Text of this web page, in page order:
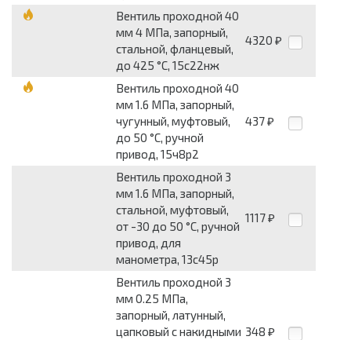
Вентиль проходной 40
мм 4 МПа, запорный,
стальной, фланцевый,
до 425 °С, 15с22нж
4320 ₽
Вентиль проходной 40
мм 1.6 МПа, запорный,
чугунный, муфтовый,
до 50 °С, ручной
привод, 15ч8р2
437 ₽
Вентиль проходной 3
мм 1.6 МПа, запорный,
стальной, муфтовый,
от -30 до 50 °С, ручной
привод, для
манометра, 13с45р
1117 ₽
Вентиль проходной 3
мм 0.25 МПа,
запорный, латунный,
цапковый с накидными 348 ₽